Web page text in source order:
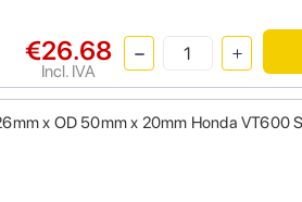
€26.68
Incl. IVA
x OD 50mm x 20mm Honda VT600